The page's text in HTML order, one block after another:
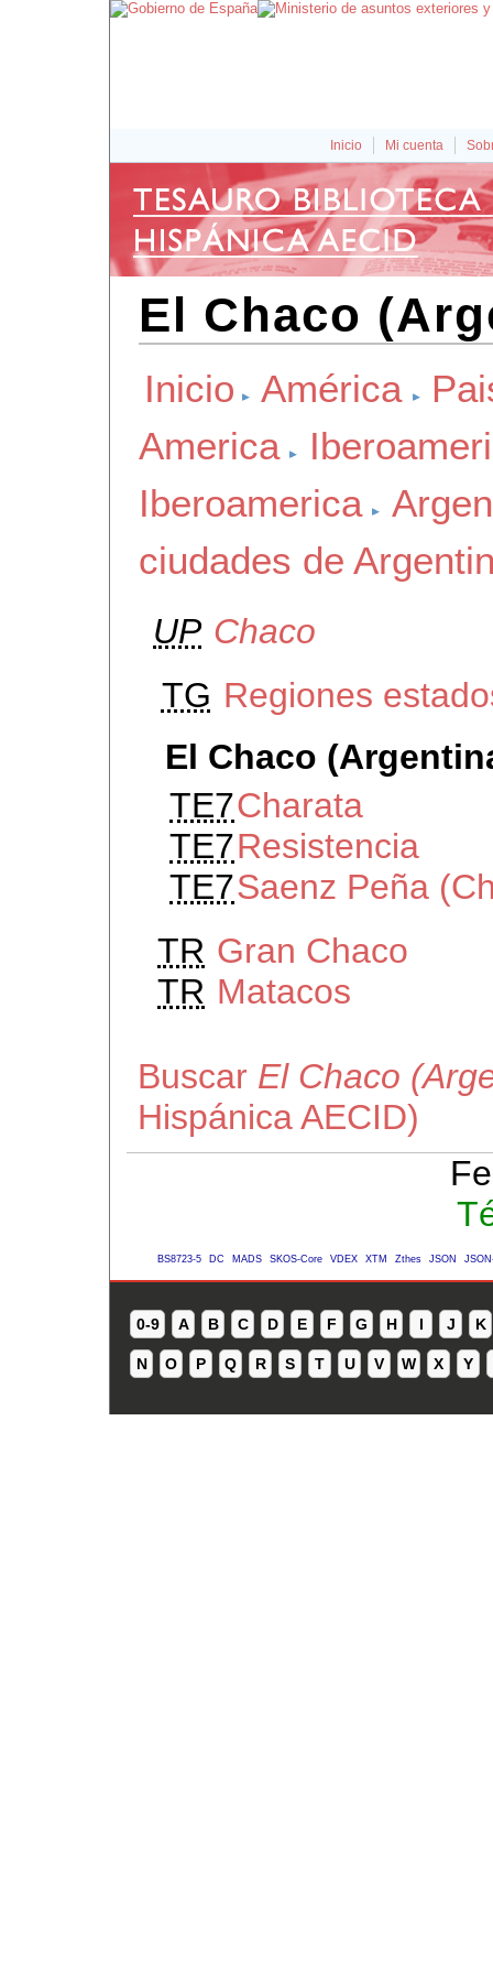
Inicio Mi cuenta
El Chaco
Inicio América
America
Iberoamerica
ciudades de
UP Chaco
TG Regiones
El Chaco
TE7Charata
TE7Resistencia
TE7Saenz Peña
TR Gran Chaco
TR Matacos
Buscar El Chaco
Hispánica AECID)
BS8723-5 DC MADS SKOS-Core VDEX XTM Zthes JSON
0-9 A B C D E F G H I J K
N O P Q R S T U V W X Y